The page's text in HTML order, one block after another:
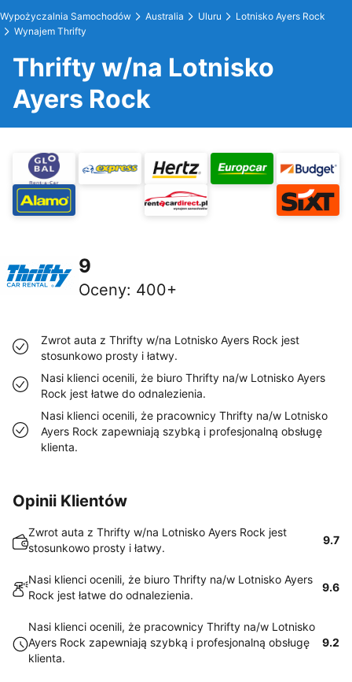
Wypożyczalnia Samochodów Australia Uluru
Lotnisko Ayers Rock
Wynajem Thrifty
Thrifty w/na Lotnisko
Ayers Rock
9
Oceny: 400+
Zwrot auta z Thrifty w/na Lotnisko Ayers Rock jest
stosunkowo prosty i łatwy.
Nasi klienci ocenili, że biuro Thrifty na/w Lotnisko Ayers
Rock jest łatwe do odnalezienia.
Nasi klienci ocenili, że pracownicy Thrifty na/w Lotnisko
Ayers Rock zapewniają szybką i profesjonalną obsługę
klienta.
Opinii Klientów
Zwrot auta z Thrifty w/na Lotnisko Ayers Rock jest
stosunkowo prosty i łatwy.
9.7
Nasi klienci ocenili, że biuro Thrifty na/w Lotnisko Ayers
Rock jest łatwe do odnalezienia.
9.6
Nasi klienci ocenili, że pracownicy Thrifty na/w Lotnisko
Ayers Rock zapewniają szybką i profesjonalną obsługę
klienta.
9.2